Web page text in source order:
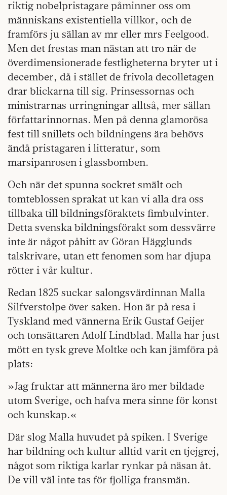
riktig nobelpristagare påminner oss om
människans existentiella villkor, och de
framförs ju sällan av mr eller mrs Feelgood.
Men det frestas man nästan att tro när de
överdimensionerade festligheterna bryter ut i
december, då i stället de frivola decolletagen
drar blickarna till sig. Prinsessornas och
ministrarnas urringningar alltså, mer sällan
författarinnornas. Men på denna glamorösa
fest till snillets och bildningens ära behövs
ändå pristagaren i litteratur, som
marsipanrosen i glassbomben.
Och när det spunna sockret smält och
tomteblossen sprakat ut kan vi alla dra oss
tillbaka till bildningsföraktets fimbul­vinter.
Detta svenska bildningsförakt som dessvärre
inte är något påhitt av Göran Hägglunds
talskrivare, utan ett fenomen som har djupa
rötter i vår kultur.
Redan 1825 suckar salongsvärdinnan Malla
Silfverstolpe över saken. Hon är på resa i
Tyskland med vännerna Erik Gustaf Geijer
och tonsättaren Adolf Lindblad. Malla har just
mött en tysk greve Moltke och kan jämföra på
plats:
»Jag fruktar att männerna äro mer bildade
utom Sverige, och hafva mera sinne för konst
och kunskap.«
Där slog Malla huvudet på spiken. I Sverige
har bildning och kultur alltid varit en tjejgrej,
något som riktiga karlar rynkar på näsan åt.
De vill väl inte tas för fjolliga fransmän.